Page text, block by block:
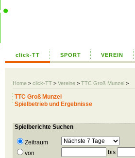
click-TT SPORT VEREIN
Home > click-TT > Vereine > TTC Groß Munzel >
TTC Groß Munzel
Spielbetrieb und Ergebnisse
Spielberichte Suchen
Zeitraum
von
bis